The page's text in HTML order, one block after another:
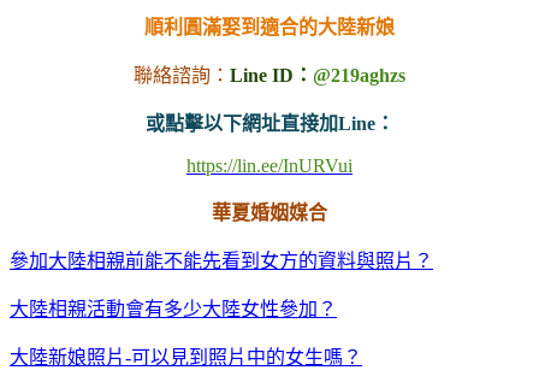
順利圓滿娶到適合的大陸新娘
聯絡諮詢： Line ID： @219aghzs
或點擊以下網址直接加Line：
https://lin.ee/InURVui
華夏婚姻媒合
參加大陸相親前能不能先看到女方的資料與照片？
大陸相親活動會有多少大陸女性參加？
大陸新娘照片-可以見到照片中的女生嗎？